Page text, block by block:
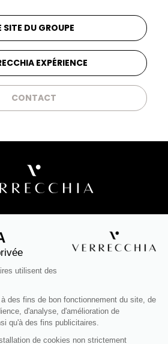
SITE DU GROUPE
EXPÉRIENCE
CONTACT
depuis 30 ans, le groupe
incontournable de la construction de
de taille. La pierre de taille est un
solide, noble et authentique, tourné
et esthétiques. Pionnier et visionnaire,
figure aujourd'hui encore parmi les
dans la construction-promotion.
et des appartements neufs
utilisent des
des fins de bon fonctionnement du site, de
d'analyse, d'amélioration de
qu'à des fins publicitaires.
de cookies non strictement